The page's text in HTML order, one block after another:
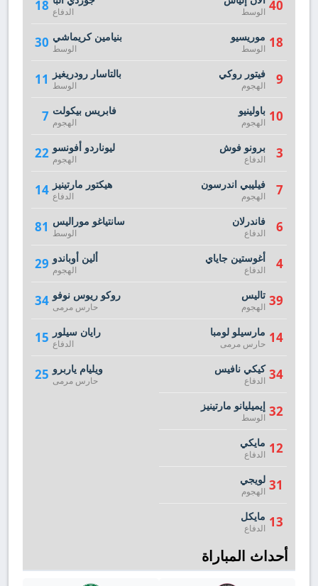
18 الدفاع
30 بنيامين كريماشي
الوسط
11 بالتاسار رودريغيز
الوسط
7 فابريس بيكولت
الهجوم
22 ليوناردو أفونسو
الهجوم
14 هيكتور مارتينيز
الدفاع
81 سانتياغو موراليس
الوسط
29 ألين أوباندو
الهجوم
34 روكو ريوس نوفو
حارس مرمى
15 رايان سيلور
الدفاع
25 ويليام ياربرو
حارس مرمى
40 الوسط
18 موريسيو
الوسط
9 فيتور روكي
الهجوم
10 باولينيو
الهجوم
3 برونو فوش
الدفاع
7 فيليبي اندرسون
الهجوم
6 فاندرلان
الدفاع
4 أغوستين جاياي
الدفاع
39 تاليس
الهجوم
14 مارسيلو لومبا
حارس مرمى
34 كيكي نافيس
الدفاع
32 إيميليانو مارتينيز
الوسط
12 مايكي
الدفاع
31 لويجي
الهجوم
13 مايكل
الدفاع
أحداث المباراة